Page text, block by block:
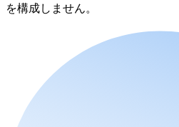
を構成しません。